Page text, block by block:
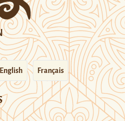
English Français